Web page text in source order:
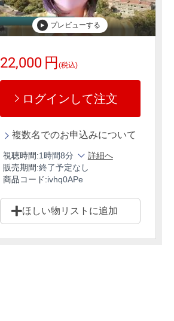
プレビューする
22,000 円 (税込)
ログインして注文
複数名でのお申込みについて
視聴時間:1時間8分
詳細へ
販売期間:終了予定なし
商品コード:ivhq0APe
ほしい物リストに追加